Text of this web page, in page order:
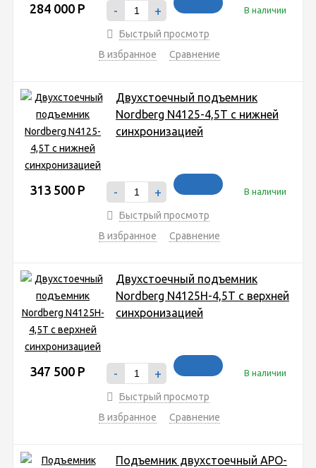
284 000 Р - + В наличии
Быстрый просмотр
В избранное
Сравнение
Двухстоечный подъемник
Nordberg N4125-4,5T с нижней
синхронизацией
313 500 Р - + В наличии
Быстрый просмотр
В избранное
Сравнение
Двухстоечный подъемник
Nordberg N4125H-4,5T с верхней
синхронизацией
347 500 Р - + В наличии
Быстрый просмотр
В избранное
Сравнение
Подъемник двухстоечный APO-